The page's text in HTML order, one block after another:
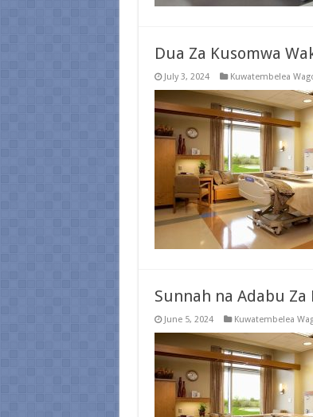
Dua Za Kusomwa
July 3, 2024 Kuwatembelea
Sunnah na Adabu
June 5, 2024 Kuwatembelea